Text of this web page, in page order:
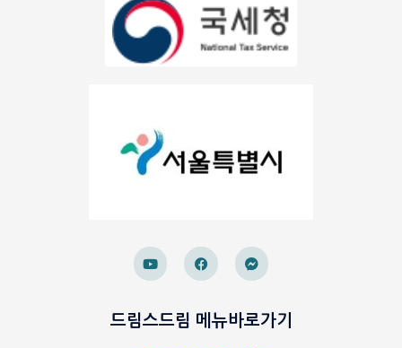
드림스드림 메뉴바로가기